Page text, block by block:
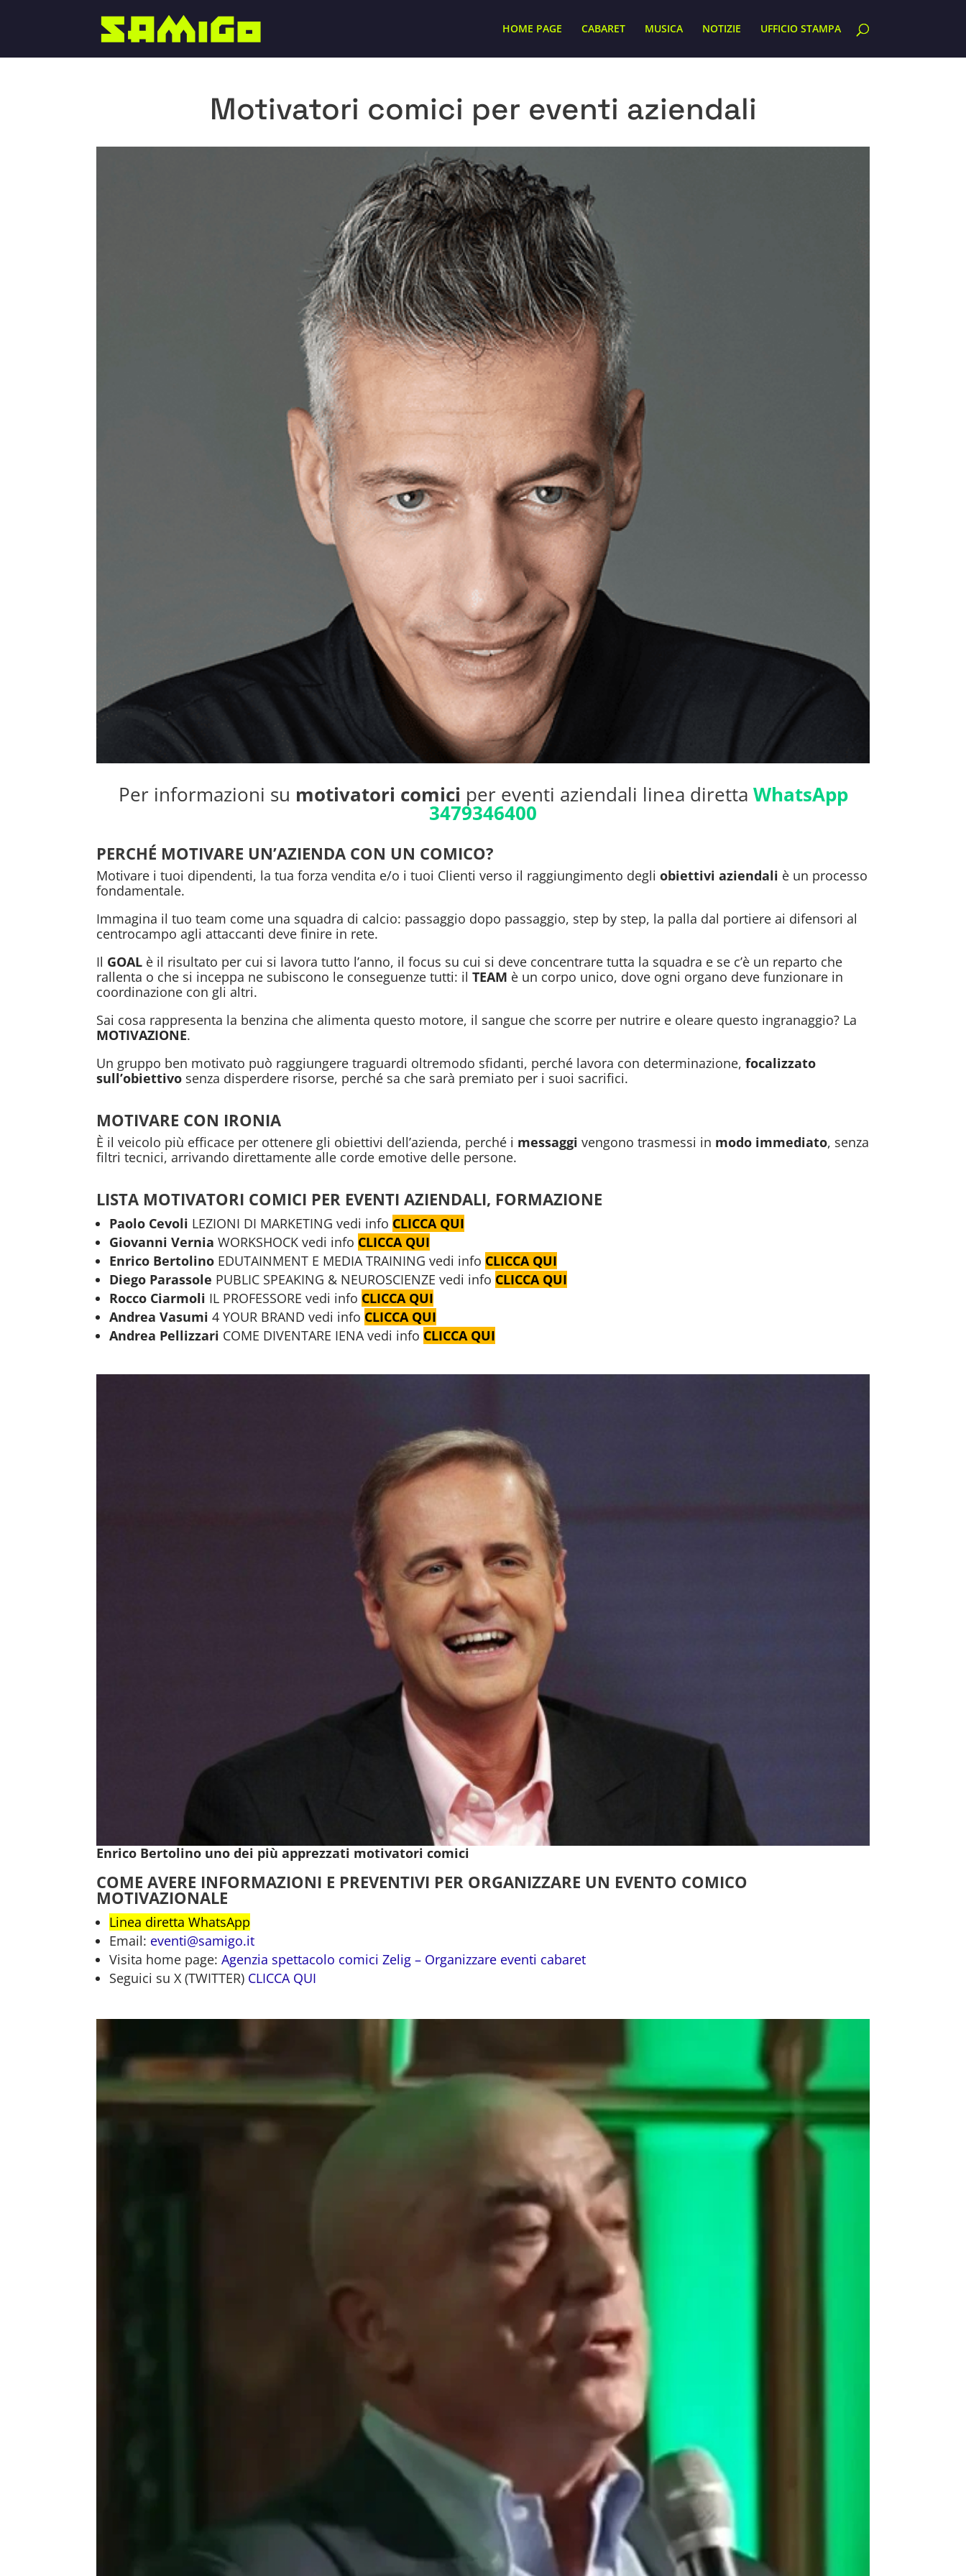
HOME PAGE CABARET MUSICA NOTIZIE UFFICIO STAMPA
Motivatori comici per eventi aziendali
Per informazioni su motivatori comici per eventi aziendali linea diretta WhatsApp
3479346400
PERCHÉ MOTIVARE UN’AZIENDA CON UN COMICO?
Motivare i tuoi dipendenti, la tua forza vendita e/o i tuoi Clienti verso il raggiungimento degliobiettivi aziendali è un processo
fondamentale.
Immagina il tuo team come una squadra di calcio: passaggio dopo passaggio, step by step, la palla dal portiere ai difensori al
centrocampo agli attaccanti deve finire in rete.
Il GOAL è il risultato per cui si lavora tutto l’anno, il focus su cui si deve concentrare tutta la squadra e se c’è un reparto che
rallenta o che si inceppa ne subiscono le conseguenze tutti: ilTEAM è un corpo unico, dove ogni organo deve funzionare in
coordinazione con gli altri.
Sai cosa rappresenta la benzina che alimenta questo motore, il sangue che scorre per nutrire e oleare questo ingranaggio? La
MOTIVAZIONE.
Un gruppo ben motivato può raggiungere traguardi oltremodo sfidanti, perché lavora con determinazione,focalizzato
sull’obiettivo senza disperdere risorse, perché sa che sarà premiato per i suoi sacrifici.
MOTIVARE CON IRONIA
È il veicolo più efficace per ottenere gli obiettivi dell’azienda, perché i messaggi vengono trasmessi in modo immediato, senza
filtri tecnici, arrivando direttamente alle corde emotive delle persone.
LISTA MOTIVATORI COMICI PER EVENTI AZIENDALI, FORMAZIONE
Paolo Cevoli LEZIONI DI MARKETING vedi info CLICCA QUI
Giovanni VerniaWORKSHOCK vedi info CLICCA QUI
Enrico Bertolino EDUTAINMENT E MEDIA TRAINING vedi info CLICCA QUI
Diego Parassole PUBLIC SPEAKING & NEUROSCIENZE vedi info CLICCA QUI
Rocco Ciarmoli IL PROFESSORE vedi info CLICCA QUI
Andrea Vasumi4 YOUR BRAND vedi info CLICCA QUI
Andrea Pellizzari COME DIVENTARE IENA vedi info CLICCA QUI
Enrico Bertolino uno dei più apprezzati motivatori comici
COME AVERE INFORMAZIONI E PREVENTIVI PER ORGANIZZARE UN EVENTO COMICO
MOTIVAZIONALE
Linea diretta WhatsApp
Email: eventi@samigo.it
Visita home page:Agenzia spettacolo comici Zelig – Organizzare eventi cabaret
Seguici su X (TWITTER) CLICCA QUI